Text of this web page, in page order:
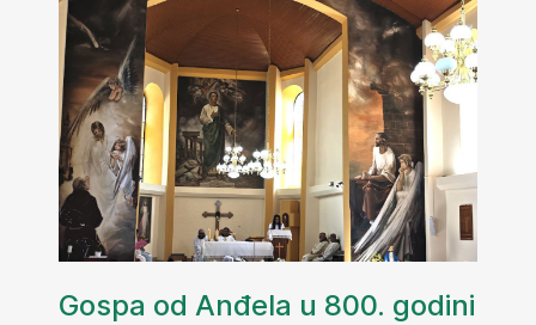
Gospa od Anđela u 800. godini